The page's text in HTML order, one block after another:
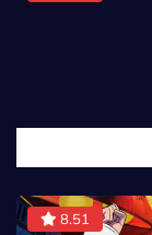
8.51